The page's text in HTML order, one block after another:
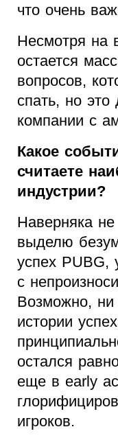
что очень
Несмотря на
остается
вопросов,
спать, но
компании с
Какое
считаете
индустрии?
Наверняка
выделю
успех PUBG,
с
Возможно,
истории
остался
еще в early
игроков.